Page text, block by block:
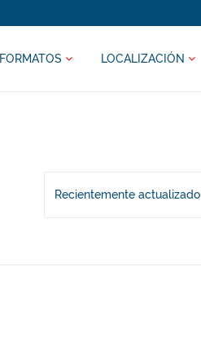
FORMATOS LOCALIZACIÓN
Recientemente actualizado